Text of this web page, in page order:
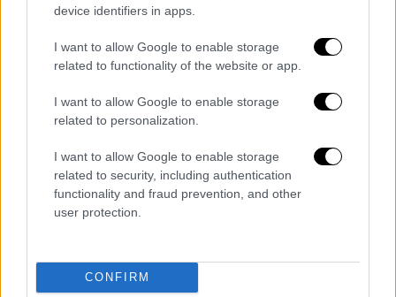
device identifiers in apps.
I want to allow Google to enable storage
related to functionality of the website or app.
I want to allow Google to enable storage
related to personalization.
I want to allow Google to enable storage
related to security, including authentication
functionality and fraud prevention, and other
user protection.
CONFIRM
Για να φτιάξετε το γλυκό πορτοκάλι
κόψτε στη μέση τα πορτοκάλια και το
κόκκινο γκρέιπφρουτ και μετά κόψτε τα
κάθετα σε λεπτές φέτες. Βράστε τα για
5 λεπτά και στραγγίστε τα. Πετάξτε τα
κατσαρόλα τη ζάχαρη και το νερό , ρίξτε
τα πορτοκάλια και βράστε τα μέχρι να
πήξει το σιρόπι και γίνουν σαν γλυκό
Ετοιμάστε τη βάση δουλεύοντας με τα